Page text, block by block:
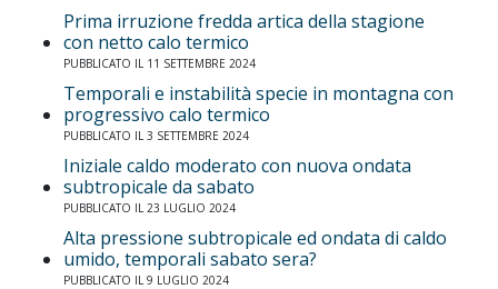
Prima irruzione fredda artica della stagione
con netto calo termico
PUBBLICATO IL 11 SETTEMBRE 2024
Temporali e instabilità specie in montagna con
progressivo calo termico
PUBBLICATO IL 3 SETTEMBRE 2024
Iniziale caldo moderato con nuova ondata
subtropicale da sabato
PUBBLICATO IL 23 LUGLIO 2024
Alta pressione subtropicale ed ondata di caldo
umido, temporali sabato sera?
PUBBLICATO IL 9 LUGLIO 2024